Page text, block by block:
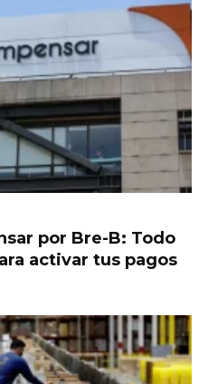
por Bre-B: Todo
activar tus pagos